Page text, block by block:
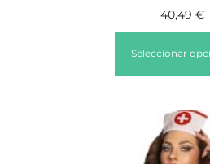
40,49 €
Seleccionar